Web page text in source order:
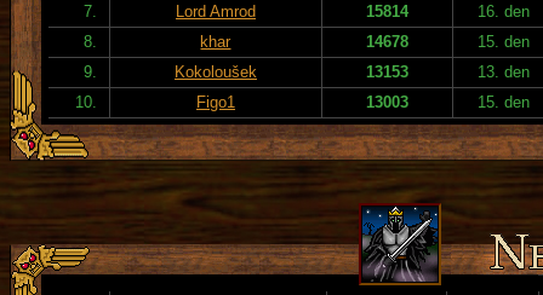
7.
Lord Amrod 15814
16. den
8.
khar 14678
15. den
9.
Kokoloušek 13153
13. den
10.
Figo1 13003 15. den